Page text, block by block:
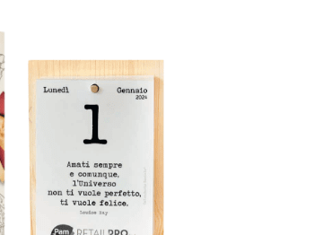
Operazione a premio
“LA SVOLTA IN CUCINA
2022”